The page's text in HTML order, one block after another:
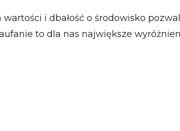
wartości i dbałość o środowisko
to dla nas największe